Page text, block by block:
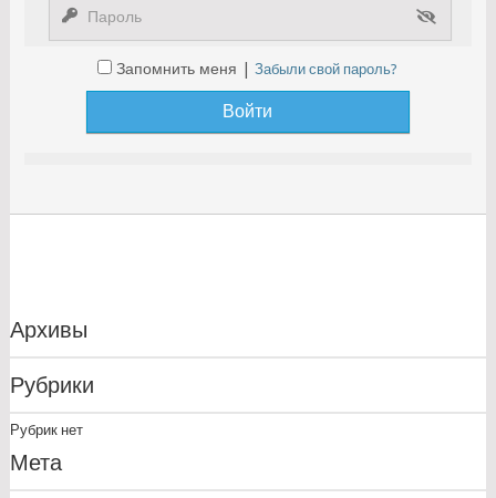
Запомнить меня |Забыли свой пароль?
Архивы
Рубрики
Рубрик нет
Мета